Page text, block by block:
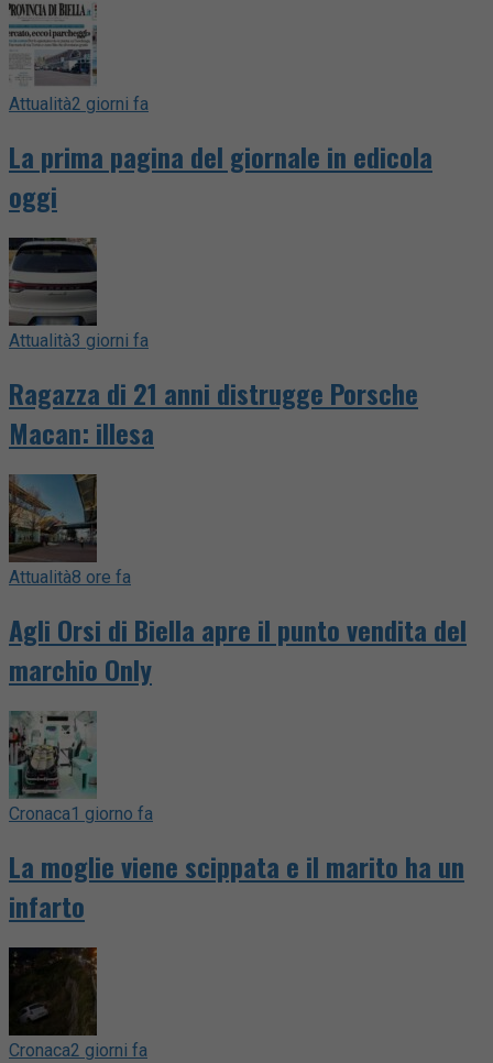
Attualità2 giorni fa
La prima pagina del giornale in edicola
oggi
Attualità3 giorni fa
Ragazza di 21 anni distrugge Porsche
Macan: illesa
Attualità8 ore fa
Agli Orsi di Biella apre il punto vendita del
marchio Only
Cronaca1 giorno fa
La moglie viene scippata e il marito ha un
infarto
Cronaca2 giorni fa